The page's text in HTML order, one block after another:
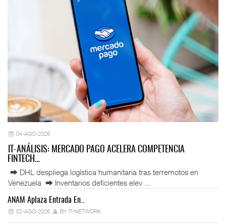
04-AGO-2026
IT-ANÁLISIS: MERCADO PAGO ACELERA COMPETENCIA
FINTECH…
⮕ DHL despliega logística humanitaria tras terremotos en
Venezuela ⮕ Inventarios deficientes elev ...
ANAM Aplaza Entrada En…
02-AGO-2026 BY IT-NETWORK